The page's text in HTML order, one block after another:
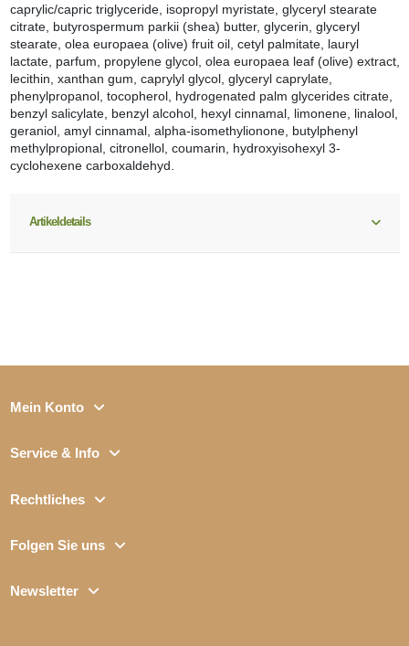
caprylic/capric triglyceride, isopropyl myristate, glyceryl stearate
citrate, butyrospermum parkii (shea) butter, glycerin, glyceryl
stearate, olea europaea (olive) fruit oil, cetyl palmitate, lauryl
lactate, parfum, propylene glycol, olea europaea leaf (olive) extract,
lecithin, xanthan gum, caprylyl glycol, glyceryl caprylate,
phenylpropanol, tocopherol, hydrogenated palm glycerides citrate,
benzyl salicylate, benzyl alcohol, hexyl cinnamal, limonene, linalool,
geraniol, amyl cinnamal, alpha-isomethylionone, butylphenyl
methylpropional, citronellol, coumarin, hydroxyisohexyl 3-
cyclohexene carboxaldehyd.
Artikeldetails
Mein Konto
Service & Info
Rechtliches
Folgen Sie uns
Newsletter